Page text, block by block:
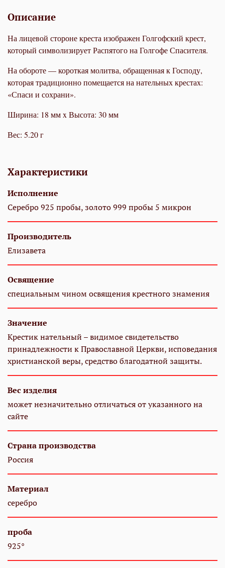
Описание
На лицевой стороне креста изображен Голгофский крест,
который символизирует Распятого на Голгофе Спасителя.
На обороте — короткая молитва, обращенная к Господу,
которая традиционно помещается на нательных крестах:
«Спаси и сохрани».
Ширина: 18 мм x Высота: 30 мм
Вес: 5.20 г
Характеристики
Исполнение
Серебро 925 пробы, золото 999 пробы 5 микрон
Производитель
Елизавета
Освящение
специальным чином освящения крестного знамения
Значение
Крестик нательный – видимое свидетельство
принадлежности к Православной Церкви, исповедания
христианской веры, средство благодатной защиты.
Вес изделия
может незначительно отличаться от указанного на
сайте
Страна производства
Россия
Материал
серебро
проба
925°